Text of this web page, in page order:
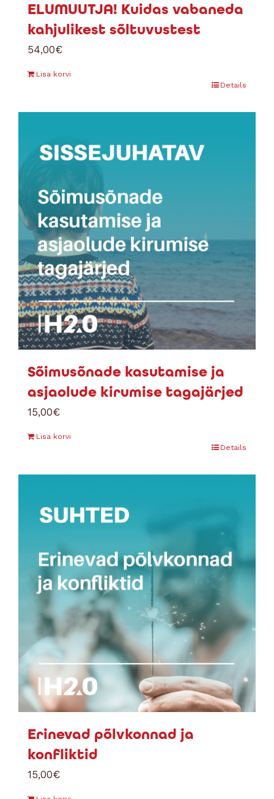
ELUMUUTJA! Kuidas vabaneda
kahjulikest sõltuvustest
54,00€
Lisa korvi
Details
Sõimusõnade kasutamise ja
asjaolude kirumise tagajärjed
15,00€
Lisa korvi
Details
Erinevad põlvkonnad ja
konfliktid
15,00€